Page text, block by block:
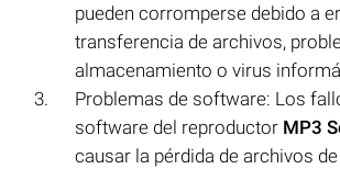
pueden corromperse debido a
transferencia de archivos,
almacenamiento o virus
Problemas de software: Los
software del reproductor MP3
causar la pérdida de archivos